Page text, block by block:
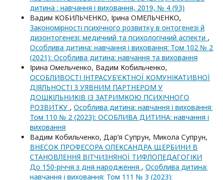
дитина : навчання і виховання, 2019, № 4 (93)
Вадим КОБИЛЬЧЕНКО, Ірина ОМЕЛЬЧЕНКО,
Закономірності психічного розвитку в онтогенезі й
дизонтогенезі: медичний та психологічний аспекти ,
Особлива дитина: навчання і виховання: Том 102 № 2
(2021): Особлива дитина: навчання та виховання
Ірина Омельченко, Вадим Кобильченко,
ОСОБЛИВОСТІ ІНТРАСУБ’ЄКТНОЇ КОМУНІКАТИВНОЇ
ДІЯЛЬНОСТІ З УЯВНИМ ПАРТНЕРОМ У
ДОШКІЛЬНИКІВ ІЗ ЗАТРИМКОЮ ПСИХІЧНОГО
РОЗВИТКУ , Особлива дитина: навчання і виховання:
Том 110 № 2 (2023): ОСОБЛИВА ДИТИНА: навчання i
виховання
Вадим Кобильченко, Дар’я Супрун, Микола Супрун,
ВНЕСОК ПРОФЕСОРА ОЛЕКСАНДРА ЩЕРБИНИ В
СТАНОВЛЕННЯ ВІТЧИЗНЯНОЇ ТИФЛОПЕДАГОГІКИ
До 150-річчя з дня народження , Особлива дитина:
навчання і виховання: Том 111 № 3 (2023):